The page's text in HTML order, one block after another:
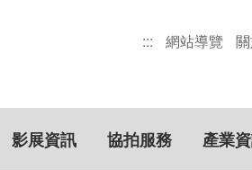
::: 網站導覽
影展資訊 協拍服務 產業